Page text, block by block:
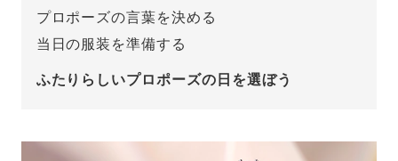
プロポーズの言葉を決める
当日の服装を準備する
ふたりらしいプロポーズの日を選ぼう